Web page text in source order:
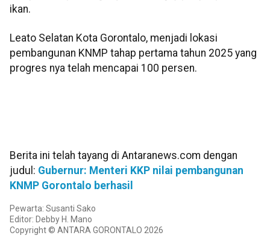
ikan.
Leato Selatan Kota Gorontalo, menjadi lokasi
pembangunan KNMP tahap pertama tahun 2025 yang
progres nya telah mencapai 100 persen.
Berita ini telah tayang di Antaranews.com dengan
judul: Gubernur: Menteri KKP nilai pembangunan
KNMP Gorontalo berhasil
Pewarta: Susanti Sako
Editor: Debby H. Mano
Copyright © ANTARA GORONTALO 2026